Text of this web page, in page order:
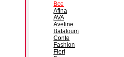
Все
Afina
AVA
Aveline
Balaloum
Conte
Fashion
Fleri